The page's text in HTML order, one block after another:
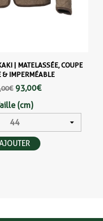
| MATELASSÉE, COUPE
& IMPERMÉABLE
€ 93,00 €
(cm)